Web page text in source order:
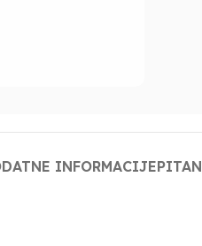
INFORMACIJE